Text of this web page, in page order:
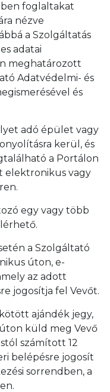
ben foglaltakat
nézve
a Szolgáltatás
adatai
meghatározott
Adatvédelmi- és
és
adó épület vagy
kerül, és
a Portálon
elektronikus vagy
egy vagy több
a Szolgáltató
úton, e-
az adott
jogosítja fel Vevőt.
ajándék jegy,
küld meg Vevő
számított 12
belépésre jogosít
sorrendben, a